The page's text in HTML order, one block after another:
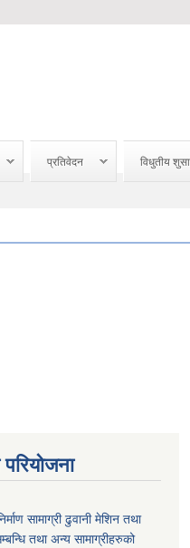
प्रतिवेदन विधुतीय
सामाग्री ढुवानी मेशिन तथा
तथा अन्य सामाग्रीहरुको